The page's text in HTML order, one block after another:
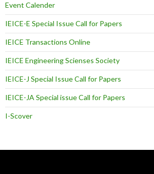
Event Calender
IEICE-E Special Issue Call for Papers
IEICE Transactions Online
IEICE Engineering Scienses Society
IEICE-J Special Issue Call for Papers
IEICE-JA Special issue Call for Papers
I-Scover